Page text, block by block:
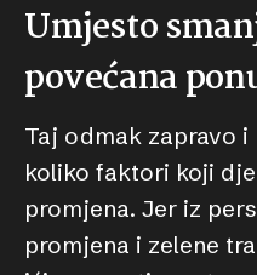
Umjesto
povećana
Taj odmak zapravo
koliko faktori koji
promjena. Jer iz
promjena i zelene